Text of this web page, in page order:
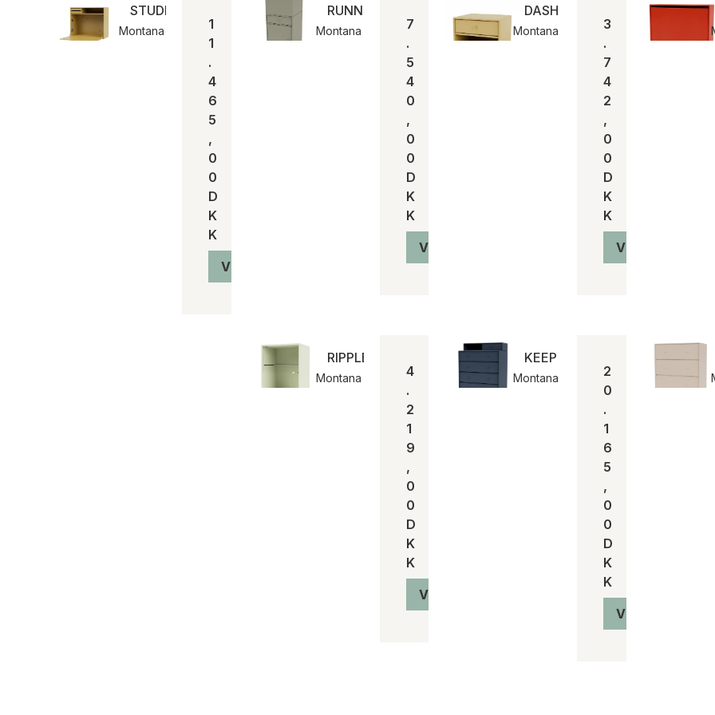
STUDIO sekretærmodul | Montana
Montana
1
1
.
4
6
5
,
0
0
D
K
K
Vis produkt
RUNNER opbevaring m. hjul | Montana
Montana
7
.
5
4
0
,
0
0
D
K
K
Vis produkt
DASH | Montana
Montana
3
.
7
4
2
,
0
0
D
K
K
Vis produkt
RIPPLE | Montana
Montana
4
.
2
1
9
,
0
0
D
K
K
Vis produkt
KEEP Kommode
Montana
2
0
.
1
6
5
,
0
0
D
K
K
Vis produkt